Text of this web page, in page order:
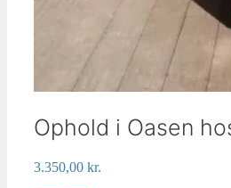
Ophold i Oasen
3.350,00 kr.